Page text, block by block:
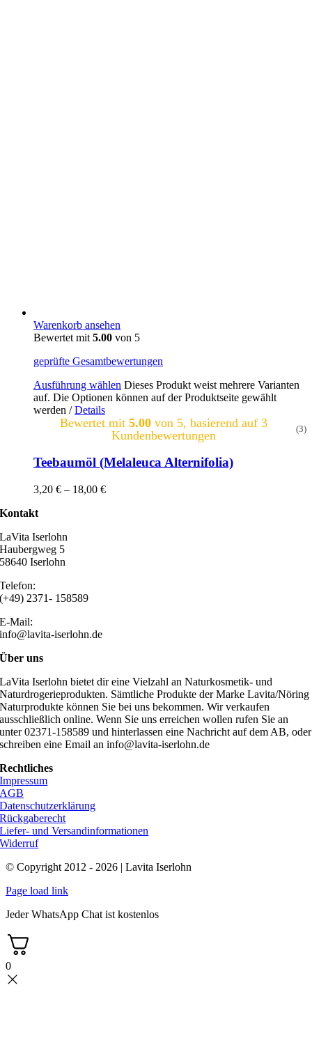
Warenkorb ansehen
Bewertet mit5.00 von 5
geprüfte Gesamtbewertungen
Ausführung wählen Dieses Produkt weist mehrere Varianten
auf. Die Optionen können auf der Produktseite gewählt
werden / Details
Bewertet mit 5.00von 5, basierend auf 3
Kundenbewertungen
(3)
Teebaumöl (Melaleuca Alternifolia)
3,20 € – 18,00 €
Kontakt
LaVita Iserlohn
Haubergweg 5
58640 Iserlohn
Telefon:
(+49) 2371- 158589
E-Mail:
info@lavita-iserlohn.de
Über uns
LaVita Iserlohn bietet dir eine Vielzahl an Naturkosmetik- und
Naturdrogerieprodukten. Sämtliche Produkte der Marke Lavita/Nöring
Naturprodukte können Sie bei uns bekommen. Wir verkaufen
ausschließlich online. Wenn Sie uns erreichen wollen rufen Sie an
unter 02371-158589 und hinterlassen eine Nachricht auf dem AB, oder
schreiben eine Email an info@lavita-iserlohn.de
Rechtliches
Impressum
AGB
Datenschutzerklärung
Rückgaberecht
Liefer- und Versandinformationen
Widerruf
© Copyright 2012 - 2026 | Lavita Iserlohn
Page load link
Jeder WhatsApp Chat ist kostenlos
0